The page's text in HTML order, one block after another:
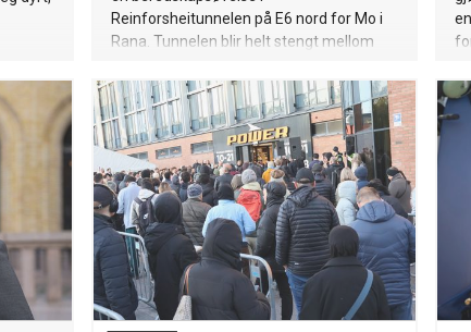
Reinforsheitunnelen på E6 nord for Mo i
Rana. Tunnelen blir helt stengt mellom